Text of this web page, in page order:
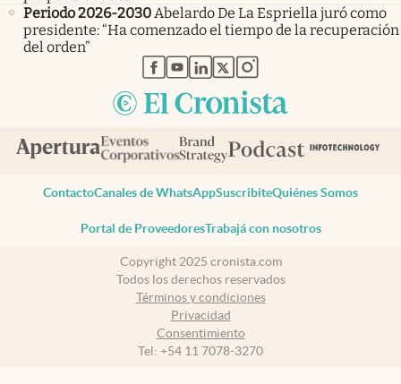
Periodo 2026-2030Abelardo De La Espriella juró como
presidente: “Ha comenzado el tiempo de la recuperación
del orden”
abre en nueva pestaña
abre en nueva pestaña
abre en nueva pestaña
abre en nueva pestaña
abre en nueva pestaña
ContactoCanales de WhatsAppSuscribiteQuiénes Somos
Portal de ProveedoresTrabajá con nosotros
Copyright 2025 cronista.com
Todos los derechos reservados
Términos y condiciones
Privacidad
Consentimiento
Tel: +54 11 7078-3270